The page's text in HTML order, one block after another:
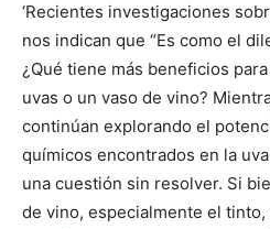
‘Recientes investigaciones
nos indican que “Es como el
¿Qué tiene más beneficios
uvas o un vaso de vino?
continúan explorando el
químicos encontrados en la
una cuestión sin resolver. Si
de vino, especialmente el